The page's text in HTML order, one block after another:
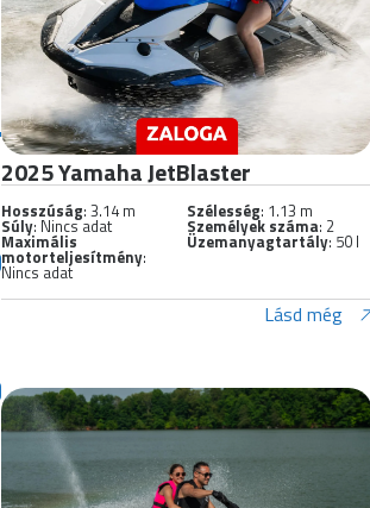
2025 Yamaha JetBlaster
Hosszúság: 3.14 m Szélesség: 1.13 m
Súly: Nincs adat Személyek száma: 2
Maximális
motorteljesítmény:
Nincs adat
Üzemanyagtartály: 50 l
Lásd még